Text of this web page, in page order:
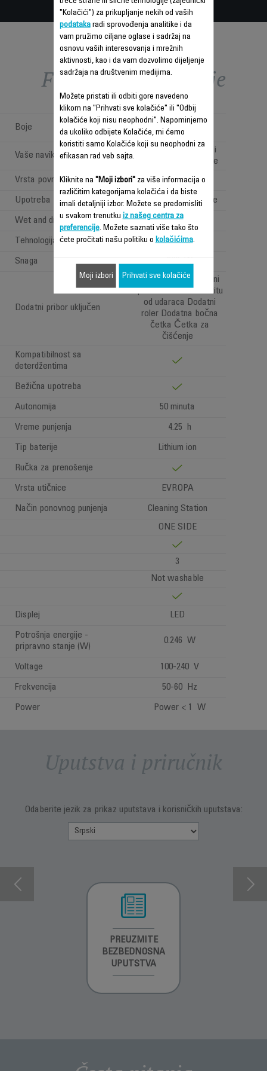
Funkcije – poređenje
Boje
BRAON-SIVA /
TEČNI METAL
Vaše navike
Jednostavno, brzo i
svakodnevno čišćenje
Vrsta površine
Samo čvrsti podovi
Upotreba Usisavanje & brisanje
Wet and dry kategorija MOKRO I SUVO
Tehnologija brisanja Aktivno brisanje
Snaga 200 W
Dodatni pribor uključen
Dodatni filter Dodatni
penasti filter za zaštitu
od udaraca Dodatni
roler Dodatna bočna
četka Četka za
čišćenje
Kompatibilnost sa
deterdžentima
Bežična upotreba
Autonomija 50 minuta
Vreme punjenja 4.25 h
Tip baterije Lithium ion
Ručka za prenošenje
Vrsta utičnice EVROPA
Način ponovnog punjenja
Cleaning Station
ONE SIDE
3
Not washable
Displej LED
Potrošnja energije -
pripravno stanje (W)
0.246 W
Voltage 100-240 V
Frekvencija 50-60 Hz
Power Power < 1 W
Uputstva i priručnik
Odaberite jezik za prikaz uputstava i korisničkih uputstava:
PREUZMITE
BEZBEDNOSNA
UPUTSTVA
"Kolačići") za prikupljanje nekih od vaših
podatakaradi sprovođenja analitike i da
vam pružimo ciljane oglase i sadržaj na
osnovu vaših interesovanja i mrežnih
aktivnosti, kao i da vam dozvolimo dijeljenje
sadržaja na društvenim medijima.
Možete pristati ili odbiti gore navedeno
klikom na "Prihvati sve kolačiće" ili "Odbij
kolačiće koji nisu neophodni". Napominjemo
da ukoliko odbijete Kolačiće, mi ćemo
koristiti samo Kolačiće koji su neophodni za
efikasan rad veb sajta.
Kliknite na "Moji izbori"za više informacija o
različitim kategorijama kolačića i da biste
imali detaljniji izbor. Možete se predomisliti
u svakom trenutku iz našeg centra za
preferencije. Možete saznati više tako što
ćete pročitati našu politiku o kolačićima.
Moji izbori Prihvati sve kolačiće